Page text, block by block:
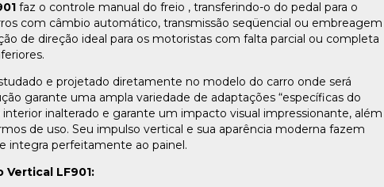
faz o controle manual do freio , transferindo-o do pedal para o
com câmbio automático, transmissão seqüencial ou embreagem
de direção ideal para os motoristas com falta parcial ou completa
e projetado diretamente no modelo do carro onde será
garante uma ampla variedade de adaptações “específicas do
inalterado e garante um impacto visual impressionante, além
de uso. Seu impulso vertical e sua aparência moderna fazem
integra perfeitamente ao painel.
Vertical LF901: